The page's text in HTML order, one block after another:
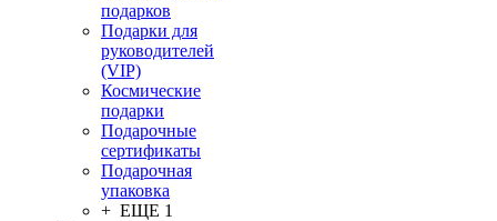
подарков
Подарки для
руководителей
(VIP)
Космические
подарки
Подарочные
сертификаты
Подарочная
упаковка
+ ЕЩЕ 1